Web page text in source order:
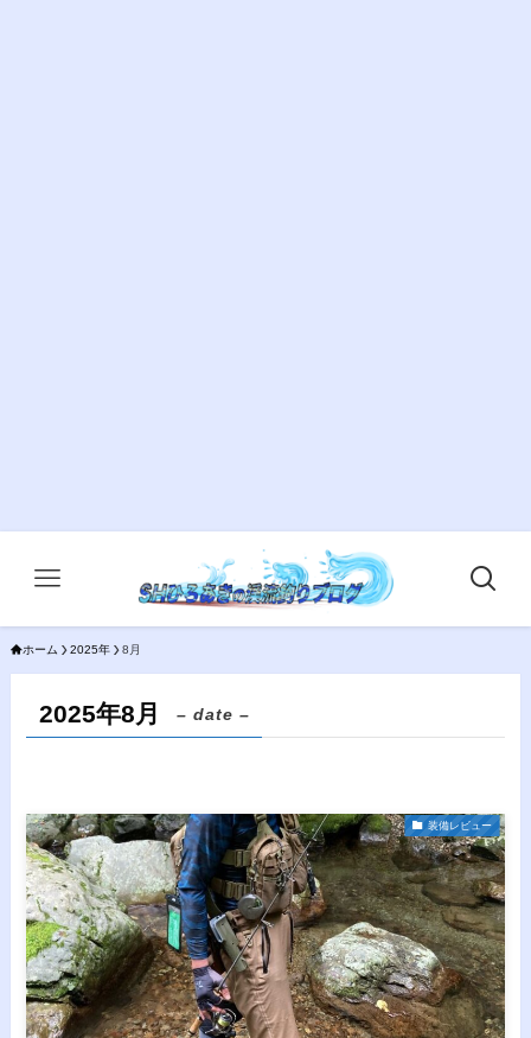
ホーム 2025年 8月
2025年8月 – date –
装備レビュー